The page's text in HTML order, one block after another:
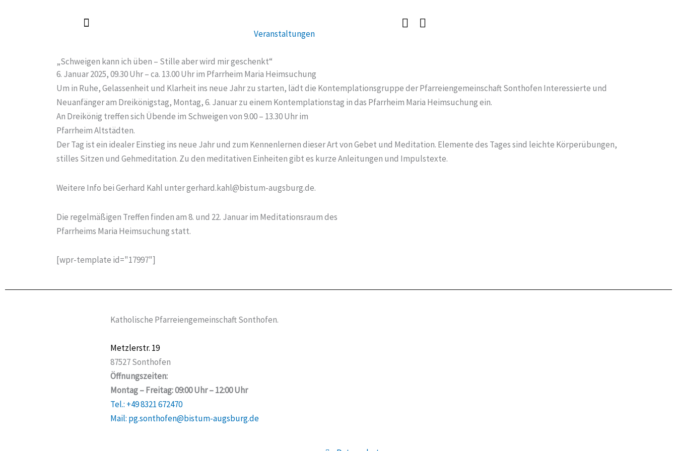
Veranstaltungen
„Schweigen kann ich üben – Stille aber wird mir geschenkt“
6. Januar 2025, 09.30 Uhr – ca. 13.00 Uhr im Pfarrheim Maria Heimsuchung
Um in Ruhe, Gelassenheit und Klarheit ins neue Jahr zu starten, lädt die Kontemplationsgruppe der Pfarreiengemeinschaft Sonthofen Interessierte und
Neuanfänger am Dreikönigstag, Montag, 6. Januar zu einem Kontemplationstag in das Pfarrheim Maria Heimsuchung ein.
An Dreikönig treffen sich Übende im Schweigen von 9.00 – 13.30 Uhr im
Pfarrheim Altstädten.
Der Tag ist ein idealer Einstieg ins neue Jahr und zum Kennenlernen dieser Art von Gebet und Meditation. Elemente des Tages sind leichte Körperübungen,
stilles Sitzen und Gehmeditation. Zu den meditativen Einheiten gibt es kurze Anleitungen und Impulstexte.
Weitere Info bei Gerhard Kahl unter gerhard.kahl@bistum-augsburg.de.
Die regelmäßigen Treffen finden am 8. und 22. Januar im Meditationsraum des
Pfarrheims Maria Heimsuchung statt.
[wpr-template id="17997"]
Katholische Pfarreiengemeinschaft Sonthofen.
Metzlerstr. 19
87527 Sonthofen
Öffnungszeiten:
Montag – Freitag: 09:00 Uhr – 12:00 Uhr
Tel.: +49 8321 672470
Mail: pg.sonthofen@bistum-augsburg.de